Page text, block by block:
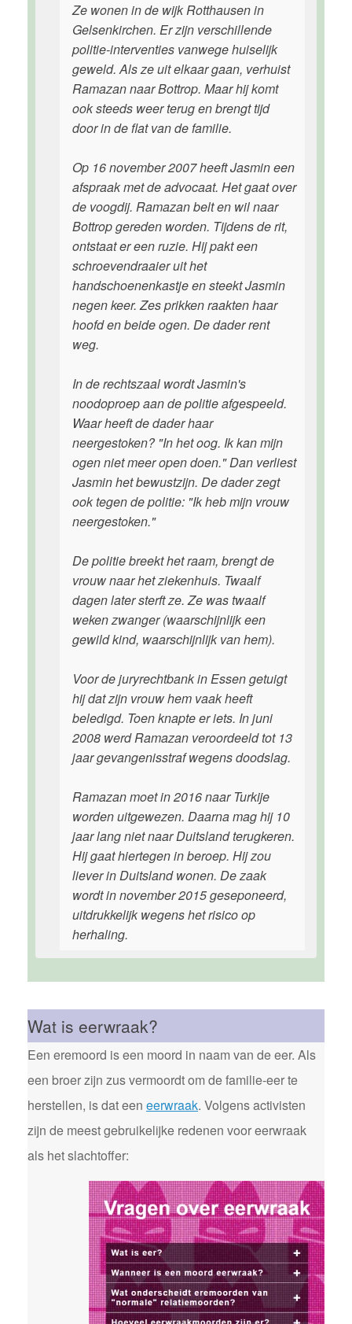
Ze wonen in de wijk Rotthausen in
Gelsenkirchen. Er zijn verschillende
politie-interventies vanwege huiselijk
geweld. Als ze uit elkaar gaan, verhuist
Ramazan naar Bottrop. Maar hij komt
ook steeds weer terug en brengt tijd
door in de flat van de familie.
Op 16 november 2007 heeft Jasmin een
afspraak met de advocaat. Het gaat over
de voogdij. Ramazan belt en wil naar
Bottrop gereden worden. Tijdens de rit,
ontstaat er een ruzie. Hij pakt een
schroevendraaier uit het
handschoenenkastje en steekt Jasmin
negen keer. Zes prikken raakten haar
hoofd en beide ogen. De dader rent
weg.
In de rechtszaal wordt Jasmin's
noodoproep aan de politie afgespeeld.
Waar heeft de dader haar
neergestoken? "In het oog. Ik kan mijn
ogen niet meer open doen." Dan verliest
Jasmin het bewustzijn. De dader zegt
ook tegen de politie: "Ik heb mijn vrouw
neergestoken."
De politie breekt het raam, brengt de
vrouw naar het ziekenhuis. Twaalf
dagen later sterft ze. Ze was twaalf
weken zwanger (waarschijnlijk een
gewild kind, waarschijnlijk van hem).
Voor de juryrechtbank in Essen getuigt
hij dat zijn vrouw hem vaak heeft
beledigd. Toen knapte er iets. In juni
2008 werd Ramazan veroordeeld tot 13
jaar gevangenisstraf wegens doodslag.
Ramazan moet in 2016 naar Turkije
worden uitgewezen. Daarna mag hij 10
jaar lang niet naar Duitsland terugkeren.
Hij gaat hiertegen in beroep. Hij zou
liever in Duitsland wonen. De zaak
wordt in november 2015 geseponeerd,
uitdrukkelijk wegens het risico op
herhaling.
Wat is eerwraak?
Een eremoord is een moord in naam van de eer. Als
een broer zijn zus vermoordt om de familie-eer te
herstellen, is dat een eerwraak. Volgens activisten
zijn de meest gebruikelijke redenen voor eerwraak
als het slachtoffer: